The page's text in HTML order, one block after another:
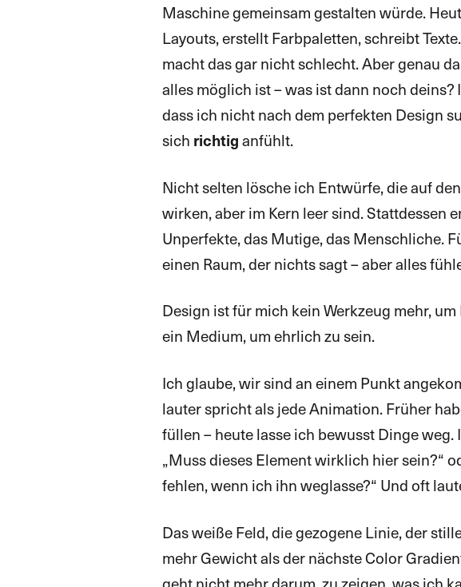
Maschine gemeinsam gestalten würde.
Layouts, erstellt Farbpaletten, schreibt
macht das gar nicht schlecht. Aber genau
alles möglich ist – was ist dann noch
dass ich nicht nach dem perfekten Design
sich richtiganfühlt.
Nicht selten lösche ich Entwürfe, die auf
wirken, aber im Kern leer sind. Stattdessen
Unperfekte, das Mutige, das Menschliche.
einen Raum, der nichts sagt – aber alles
Design ist für mich kein Werkzeug mehr,
ein Medium, um ehrlich zu sein.
Ich glaube, wir sind an einem Punkt
lauter spricht als jede Animation. Früher
füllen – heute lasse ich bewusst Dinge
„Muss dieses Element wirklich hier sein?“
fehlen, wenn ich ihn weglasse?“ Und oft
Das weiße Feld, die gezogene Linie, der
mehr Gewicht als der nächste Color